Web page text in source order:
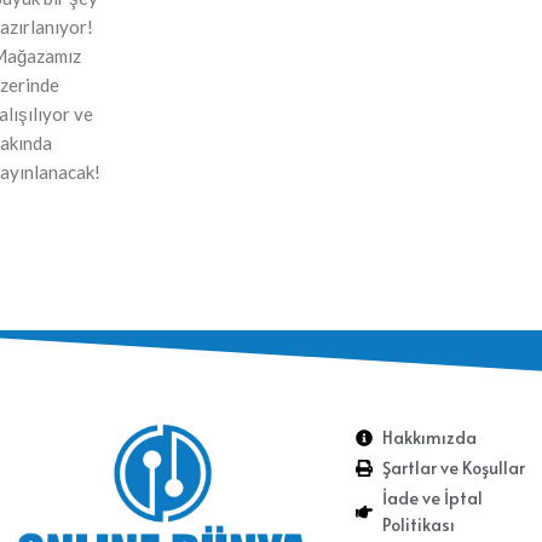
ve
Hakkımızda
Şartlar ve Koşullar
İade ve İptal
Politikası